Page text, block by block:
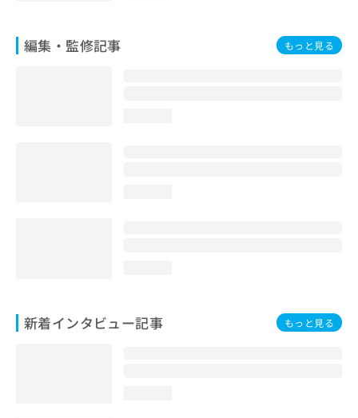
編集・監修記事 もっと見る
新着インタビュー記事 もっと見る